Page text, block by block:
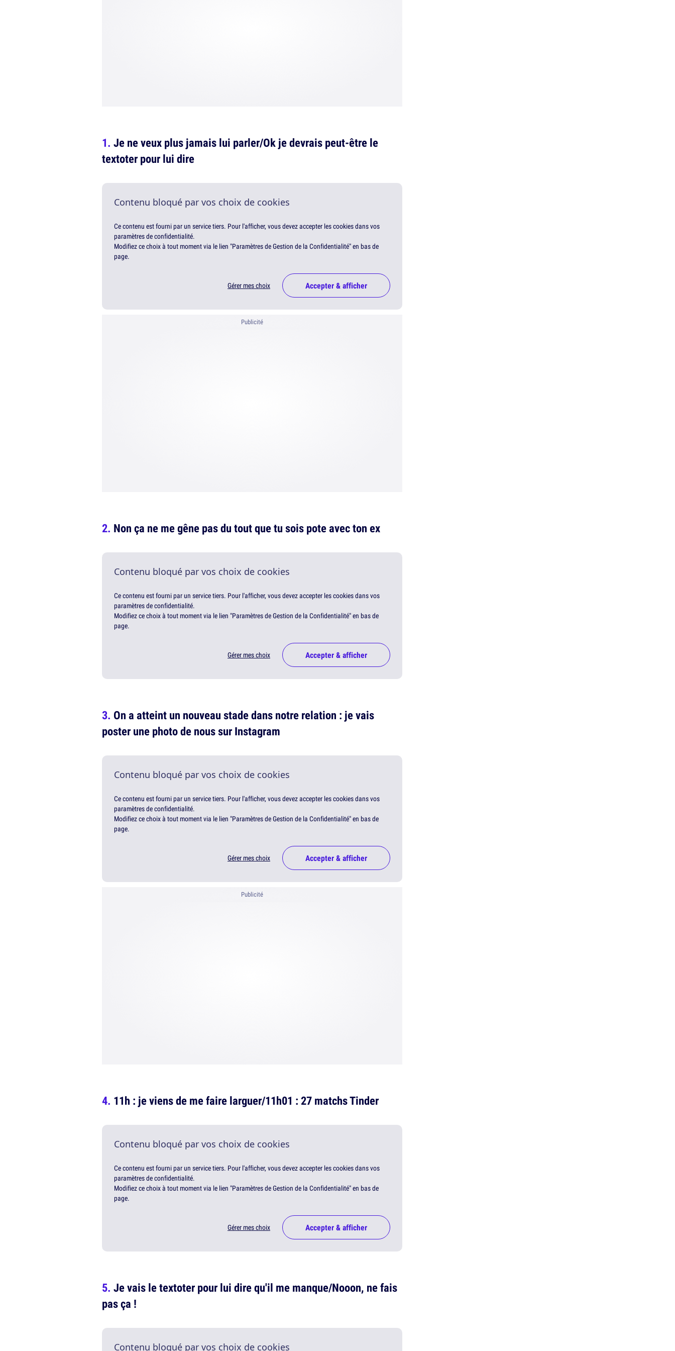
Je ne veux plus jamais lui parler/Ok je devrais peut-être le
textoter pour lui dire
Contenu bloqué par vos choix de cookies
Ce contenu est fourni par un service tiers. Pour l'afficher, vous devez accepter les cookies dans vos
paramètres de confidentialité.
Modifiez ce choix à tout moment via le lien "Paramètres de Gestion de la Confidentialité" en bas de
page.
Gérer mes choix Accepter & afficher
Publicité
Non ça ne me gêne pas du tout que tu sois pote avec ton ex
Contenu bloqué par vos choix de cookies
Ce contenu est fourni par un service tiers. Pour l'afficher, vous devez accepter les cookies dans vos
paramètres de confidentialité.
Modifiez ce choix à tout moment via le lien "Paramètres de Gestion de la Confidentialité" en bas de
page.
Gérer mes choix Accepter & afficher
On a atteint un nouveau stade dans notre relation : je vais
poster une photo de nous sur Instagram
Contenu bloqué par vos choix de cookies
Ce contenu est fourni par un service tiers. Pour l'afficher, vous devez accepter les cookies dans vos
paramètres de confidentialité.
Modifiez ce choix à tout moment via le lien "Paramètres de Gestion de la Confidentialité" en bas de
page.
Gérer mes choix Accepter & afficher
Publicité
11h : je viens de me faire larguer/11h01 : 27 matchs Tinder
Contenu bloqué par vos choix de cookies
Ce contenu est fourni par un service tiers. Pour l'afficher, vous devez accepter les cookies dans vos
paramètres de confidentialité.
Modifiez ce choix à tout moment via le lien "Paramètres de Gestion de la Confidentialité" en bas de
page.
Gérer mes choix Accepter & afficher
Je vais le textoter pour lui dire qu'il me manque/Nooon, ne fais
pas ça !
Contenu bloqué par vos choix de cookies